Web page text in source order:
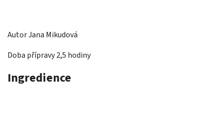
AutorJana Mikudová
Doba přípravy 2,5 hodiny
Ingredience